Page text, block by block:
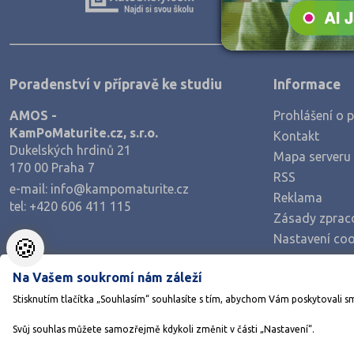
Zemědělské a ekologické
Poradenství v přípravě ke studiu
AMOS -
KamPoMaturite.cz, s.r.o.
Dukelských hrdinů 21
170 00 Praha 7
e-mail: info@kampomaturite.cz
tel: +420 606 411 115
Informace
Prohlášení o
Kontakt
Mapa serveru
RSS
Reklama
Zásady
Nastavení
🍪
Na Vašem soukromí nám záleží
Stisknutím tlačítka „Souhlasím“ souhlasíte s tím, abychom Vám poskytovali
Svůj souhlas můžete samozřejmě kdykoli změnit v části „Nastavení“.